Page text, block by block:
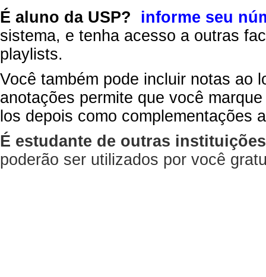
É aluno da USP?
informe seu
sistema, e tenha acesso a outras
playlists.
Você também pode incluir notas ao
anotações permite que você
los depois como complementações
É estudante de outras
poderão ser utilizados por você